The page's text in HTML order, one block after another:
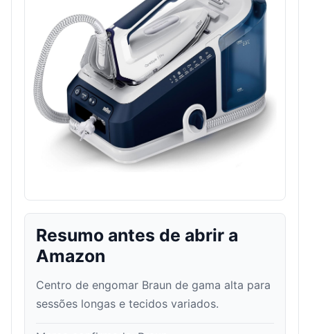
Resumo antes de abrir a
Amazon
Centro de engomar Braun de gama alta para
sessões longas e tecidos variados.